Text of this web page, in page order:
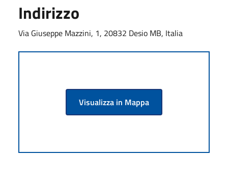
Indirizzo
Via Giuseppe Mazzini, 1, 20832 Desio MB, Italia
Visualizza in Mappa